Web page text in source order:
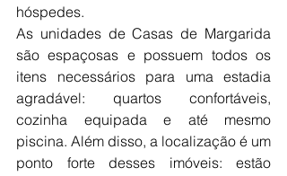
hóspedes.
As unidades de Casas de Margarida
são espaçosas e possuem todos os
itens necessários para uma estadia
agradável: quartos confortáveis,
cozinha equipada e até mesmo
piscina. Além disso, a localização é um
ponto forte desses imóveis: estão